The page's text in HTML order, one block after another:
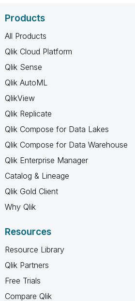
Products
All Products
Qlik Cloud Platform
Qlik Sense
Qlik AutoML
QlikView
Qlik Replicate
Qlik Compose for Data Lakes
Qlik Compose for Data Warehouse
Qlik Enterprise Manager
Catalog & Lineage
Qlik Gold Client
Why Qlik
Resources
Resource Library
Qlik Partners
Free Trials
Compare Qlik